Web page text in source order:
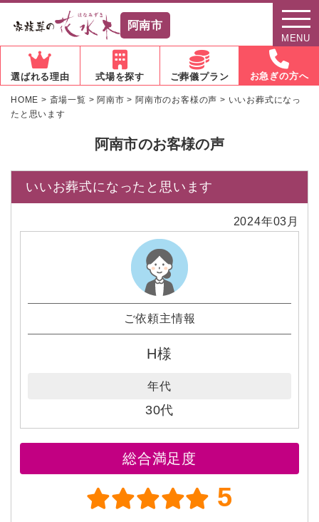
阿南市
MENU
選ばれる理由 式場を探す ご葬儀プラン お急ぎの方へ
HOME > 斎場一覧 > 阿南市 > 阿南市のお客様の声 > いいお葬式になっ
たと思います
阿南市のお客様の声
いいお葬式になったと思います
2024年03月
ご依頼主情報
H様
年代
30代
総合満足度
5